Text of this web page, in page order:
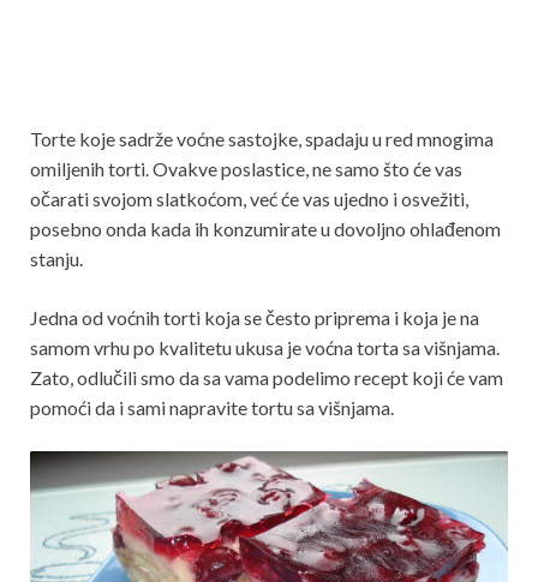
Torte koje sadrže voćne sastojke, spadaju u red mnogima
omiljenih torti. Ovakve poslastice, ne samo što će vas
očarati svojom slatkoćom, već će vas ujedno i osvežiti,
posebno onda kada ih konzumirate u dovoljno ohlađenom
stanju.
Jedna od voćnih torti koja se često priprema i koja je na
samom vrhu po kvalitetu ukusa je voćna torta sa višnjama.
Zato, odlučili smo da sa vama podelimo recept koji će vam
pomoći da i sami napravite tortu sa višnjama.